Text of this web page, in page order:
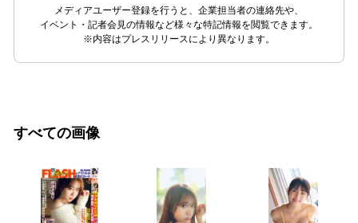
メディアユーザー登録を行うと、企業担当者の連絡先や、
イベント・記者会見の情報など様々な特記情報を閲覧できます。
※内容はプレスリリースにより異なります。
すべての画像